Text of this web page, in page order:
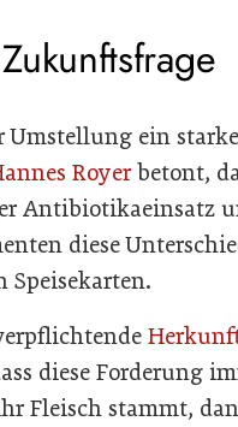
Umstellung ein
Royerbetont,
Antibiotikaeinsatz
diese
diese Forderung
Fleisch stammt,